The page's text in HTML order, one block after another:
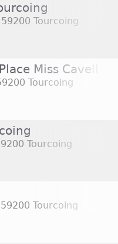
59200 Tourcoing
Miss Cavell
Tourcoing
Tourcoing
59200 Tourcoing